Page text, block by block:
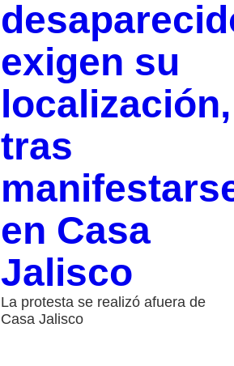
exigen su
localización,
tras
en Casa
Jalisco
La protesta se realizó afuera de
Casa Jalisco